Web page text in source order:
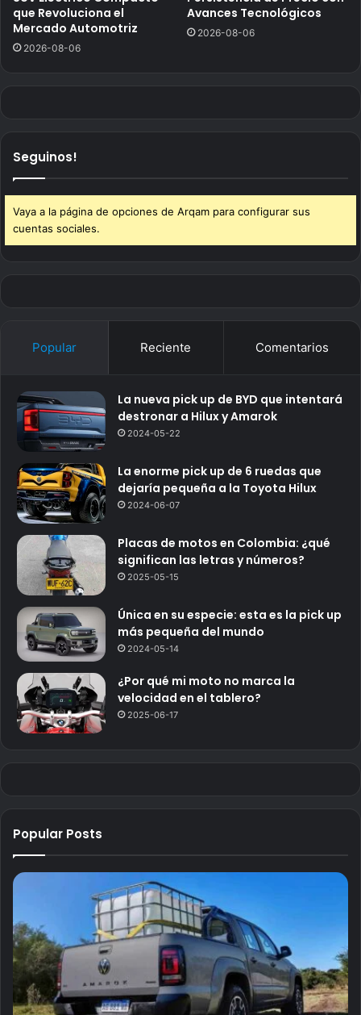
que Revoluciona el
Mercado Automotriz
2026-08-06
Avances Tecnológicos
2026-08-06
Seguinos!
Vaya a la página de opciones de Arqam para configurar sus
cuentas sociales.
Popular Reciente Comentarios
La nueva pick up de BYD que intentará
destronar a Hilux y Amarok
2024-05-22
La enorme pick up de 6 ruedas que
dejaría pequeña a la Toyota Hilux
2024-06-07
Placas de motos en Colombia: ¿qué
significan las letras y números?
2025-05-15
Única en su especie: esta es la pick up
más pequeña del mundo
2024-05-14
¿Por qué mi moto no marca la
velocidad en el tablero?
2025-06-17
Popular Posts